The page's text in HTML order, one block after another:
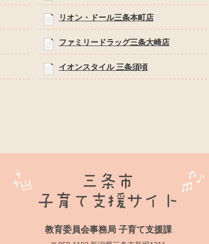
リオン・ドール三条本町店
ファミリードラッグ三条大崎店
イオンスタイル 三条須頃
教育委員会事務局 子育て支援課